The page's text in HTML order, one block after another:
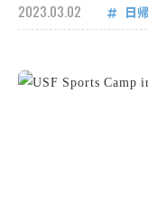
2023.03.02 日